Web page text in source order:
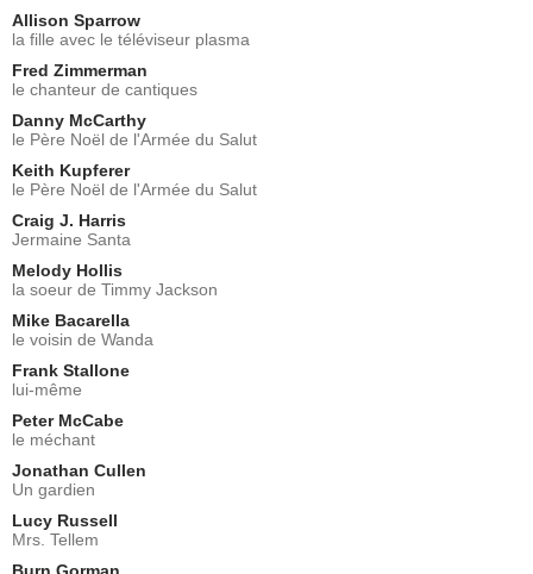
Allison Sparrow
la fille avec le téléviseur plasma
Fred Zimmerman
le chanteur de cantiques
Danny McCarthy
le Père Noël de l'Armée du Salut
Keith Kupferer
le Père Noël de l'Armée du Salut
Craig J. Harris
Jermaine Santa
Melody Hollis
la soeur de Timmy Jackson
Mike Bacarella
le voisin de Wanda
Frank Stallone
lui-même
Peter McCabe
le méchant
Jonathan Cullen
Un gardien
Lucy Russell
Mrs. Tellem
Burn Gorman